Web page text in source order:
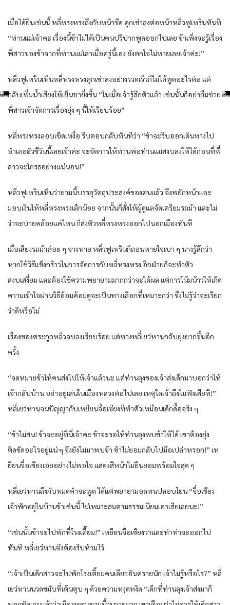
เมื่อได้ยินเช่นนี้ หลี่หรงหรงถึงกับหน้าซีด คุกเข่าลงต่อหน้าหลิ่วฟูเหรินทันที
“ท่านแม่เจ้าคะ เรื่องนี้ข้าไม่ได้เป็นคนปริปากพูดออกไปเลย ข้าเพิ่งจะรู้เรื่อง
พี่สาวของข้าจากที่ท่านแม่เล่าเมื่อครู่นี้เอง ยังตกใจไม่หายเลยเจ้าค่ะ!”
หลิ่วฟูเหรินเห็นหลี่หรงหรงคุกเข่าลงอย่างรวดเร็วก็ไม่ได้พูดอะไรต่อ แต่
กลับเพิ่มน้ำเสียงให้เย็นชายิ่งขึ้น “ในเมื่อเจ้ารู้สึกตัวแล้ว เช่นนั้นก็อย่าลืมช่วย
พี่สาวเจ้าจัดการเรื่องยุ่ง ๆ นี้ให้เรียบร้อย”
หลี่หรงหรงลอบเช็ดเหงื่อ รีบตอบกลับทันทีว่า “ข้าจะรีบออกเดินทางไป
อำเภอฮัวซีวันนี้เลยเจ้าค่ะ จะจัดการให้ท่านพ่อท่านแม่สงบลงให้ได้ก่อนที่พี่
สาวจะโกรธอย่างแน่นอน!”
หลิ่วฟูเหรินเห็นว่ายามนี้บรรลุวัตถุประสงค์ของตนแล้ว จึงพยักหน้าและ
มอบเงินให้หลี่หรงหรงเล็กน้อย จากนั้นก็สั่งให้ผู้ดูแลจัดเตรียมรถม้า และไม่
ว่าจะบ่ายคล้อยแค่ไหน ก็ส่งตัวหลี่หรงหรงออกไปนอกเมืองทันที
เมื่อเสียงรถม้าค่อย ๆ จางหาย หลิ่วฟูเหรินก็ถอนหายใจเบา ๆ นางรู้สึกว่า
หากใช้วิธีแข็งกร้าวในการจัดการกับหลี่หรงหรง อีกฝ่ายก็จะทำตัว
สงบเสงี่ยม และต้องใช้ความพยายามมากกว่าจะได้ผล แต่การโน้มน้าวให้เกิด
ความเข้าใจผ่านวิธีอ้อมค้อมดูจะเป็นทางเลือกที่เหมาะกว่า ซึ่งไม่รู้ว่าจะเรียก
ว่าดีหรือไม่
เรื่องของตระกูลหลิ่วจบลงเรียบร้อย แต่ทางหลี่เยว่หานกลับยุ่งยากขึ้นอีก
ครั้ง
“จดหมายข้าให้คนส่งไปให้เจ้าแล้วนะ แต่ท่านลุงของเจ้าส่งเด็กมาบอกว่าให้
เจ้ากลับบ้าน อย่าอยู่เล่นในเมืองหลวงต่อไปเลย เหตุใดเจ้าถึงไม่ฟังเสียที!”
หลี่เยว่หานจนปัญญากับเหยียนจื่อเซียงที่ทำตัวเหมือนเด็กดื้อจริง ๆ
“ข้าไม่สน! ข้าจะอยู่ที่นี่เจ้าค่ะ ข้าจะรอให้ท่านลุงพบข้าให้ได้ เขาต้องยุ่ง
ติดขัดอะไรอยู่แน่ ๆ จึงยังไม่มาพบข้า ข้าไม่ยอมกลับไปมือเปล่าหรอก!” เห
ยียนจื่อเซียงเอ่ยอย่างไม่พอใจ แสดงสีหน้าไม่ยินยอมพร้อมใจสุด ๆ
หลี่เยว่หานถึงกับหมดคำจะพูด ได้แต่พยายามอดทนปลอบโยน “จื่อเซียง
เจ้าพักอยู่ในบ้านข้าเช่นนี้ ไม่เหมาะสมตามธรรมเนียมเอาเสียเลยนะ!”
“เช่นนั้นข้าจะไปพักที่โรงเตี๊ยม!” เหยียนจื่อเซียงว่าและทำท่าจะออกไป
ทันที หลี่เยว่หานจึงต้องรีบห้ามไว้
“เจ้าเป็นเด็กสาวจะไปพักโรงเตี๊ยมคนเดียวอันตรายนัก เจ้าไม่รู้หรือไร?” หลี่
เยว่หานนวดขมับที่เต้นตุบ ๆ ด้วยความหงุดหงิด “เด็กที่ท่านลุงเจ้าส่งมาก็